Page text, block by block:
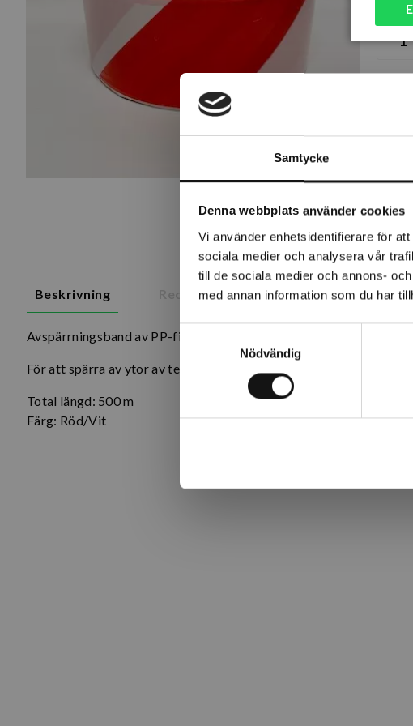
Samtycke
Denna webbplats använder cookies
Vi använder enhetsidentifierare för
sociala medier och analysera vår
till de sociala medier och annons-
med annan information som du har
Samtyckesval
Nödvändig
Beskrivning Recensioner
Avspärrningsband av PP-film som är stark, seg och har en hög
För att spärra av ytor av te.x nysådd gräsmatta, planteringar,
Total längd: 500 m
Färg: Röd/Vit